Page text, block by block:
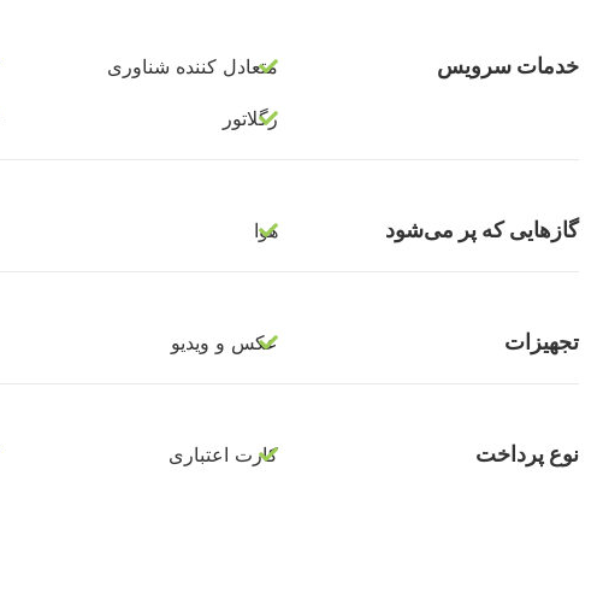
خدمات سرویس متعادل کننده شناوری
رگلاتور
گازهایی که پر می‌شود هوا
تجهیزات عکس و ویدیو
نوع پرداخت کارت اعتباری